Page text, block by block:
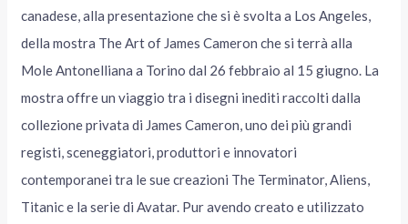
canadese, alla presentazione che si è svolta a Los Angeles,
della mostra The Art of James Cameron che si terrà alla
Mole Antonelliana a Torino dal 26 febbraio al 15 giugno. La
mostra offre un viaggio tra i disegni inediti raccolti dalla
collezione privata di James Cameron, uno dei più grandi
registi, sceneggiatori, produttori e innovatori
contemporanei tra le sue creazioni The Terminator, Aliens,
Titanic e la serie di Avatar. Pur avendo creato e utilizzato